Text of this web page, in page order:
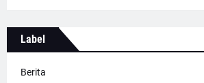
Label
Berita